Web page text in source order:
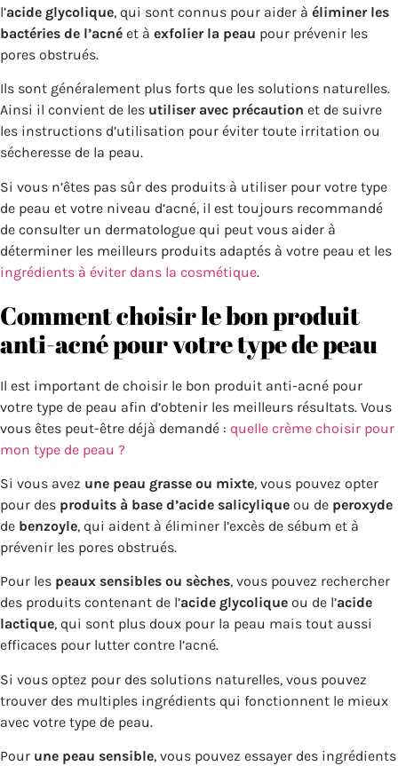
l’acide glycolique, qui sont connus pour aider à éliminer les
bactéries de l’acné et à exfolier la peau pour prévenir les
pores obstrués.
Ils sont généralement plus forts que les solutions naturelles.
Ainsi il convient de les utiliser avec précaution et de suivre
les instructions d’utilisation pour éviter toute irritation ou
sécheresse de la peau.
Si vous n’êtes pas sûr des produits à utiliser pour votre type
de peau et votre niveau d’acné, il est toujours recommandé
de consulter un dermatologue qui peut vous aider à
déterminer les meilleurs produits adaptés à votre peau et les
ingrédients à éviter dans la cosmétique.
Comment choisir le bon produit
anti-acné pour votre type de peau
Il est important de choisir le bon produit anti-acné pour
votre type de peau afin d’obtenir les meilleurs résultats. Vous
vous êtes peut-être déjà demandé : quelle crème choisir pour
mon type de peau ?
Si vous avez une peau grasse ou mixte, vous pouvez opter
pour des produits à base d’acide salicylique ou de peroxyde
de benzoyle, qui aident à éliminer l’excès de sébum et à
prévenir les pores obstrués.
Pour les peaux sensibles ou sèches, vous pouvez rechercher
des produits contenant de l’acide glycolique ou de l’acide
lactique, qui sont plus doux pour la peau mais tout aussi
efficaces pour lutter contre l’acné.
Si vous optez pour des solutions naturelles, vous pouvez
trouver des multiples ingrédients qui fonctionnent le mieux
avec votre type de peau.
Pour une peau sensible, vous pouvez essayer des ingrédients